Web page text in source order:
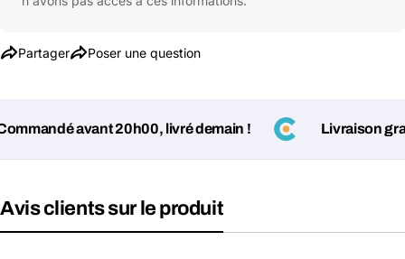
Partager Poser une questionPoser une question
Votre
Votre
avant 20h00, livré demain ! Livraison
Avis clients sur le produit